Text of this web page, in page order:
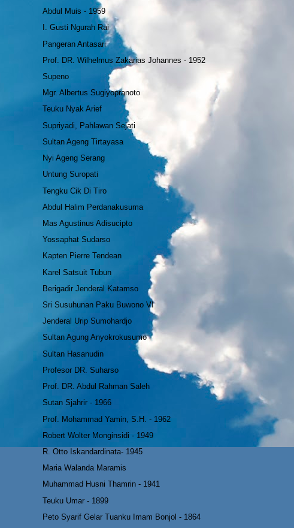
Abdul Muis - 1959
I. Gusti Ngurah Rai
Pangeran Antasari
Prof. DR. Wilhelmus Zakarias Johannes - 1952
Supeno
Mgr. Albertus Sugiyopranoto
Teuku Nyak Arief
Supriyadi, Pahlawan Sejati
Sultan Ageng Tirtayasa
Nyi Ageng Serang
Untung Suropati
Tengku Cik Di Tiro
Abdul Halim Perdanakusuma
Mas Agustinus Adisucipto
Yossaphat Sudarso
Kapten Pierre Tendean
Karel Satsuit Tubun
Berigadir Jenderal Katamso
Sri Susuhunan Paku Buwono VI
Jenderal Urip Sumohardjo
Sultan Agung Anyokrokusumo
Sultan Hasanudin
Profesor DR. Suharso
Prof. DR. Abdul Rahman Saleh
Sutan Sjahrir - 1966
Prof. Mohammad Yamin, S.H. - 1962
Robert Wolter Monginsidi - 1949
R. Otto Iskandardinata- 1945
Maria Walanda Maramis
Muhammad Husni Thamrin - 1941
Teuku Umar - 1899
Peto Syarif Gelar Tuanku Imam Bonjol - 1864